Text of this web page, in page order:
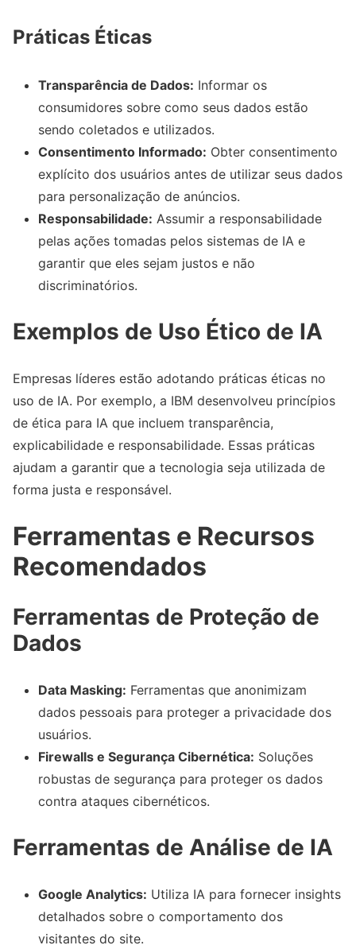
Práticas Éticas
Transparência de Dados: Informar os
consumidores sobre como seus dados estão
sendo coletados e utilizados.
Consentimento Informado: Obter consentimento
explícito dos usuários antes de utilizar seus dados
para personalização de anúncios.
Responsabilidade: Assumir a responsabilidade
pelas ações tomadas pelos sistemas de IA e
garantir que eles sejam justos e não
discriminatórios.
Exemplos de Uso Ético de IA
Empresas líderes estão adotando práticas éticas no
uso de IA. Por exemplo, a IBM desenvolveu princípios
de ética para IA que incluem transparência,
explicabilidade e responsabilidade. Essas práticas
ajudam a garantir que a tecnologia seja utilizada de
forma justa e responsável.
Ferramentas e Recursos
Recomendados
Ferramentas de Proteção de
Dados
Data Masking: Ferramentas que anonimizam
dados pessoais para proteger a privacidade dos
usuários.
Firewalls e Segurança Cibernética: Soluções
robustas de segurança para proteger os dados
contra ataques cibernéticos.
Ferramentas de Análise de IA
Google Analytics: Utiliza IA para fornecer insights
detalhados sobre o comportamento dos
visitantes do site.